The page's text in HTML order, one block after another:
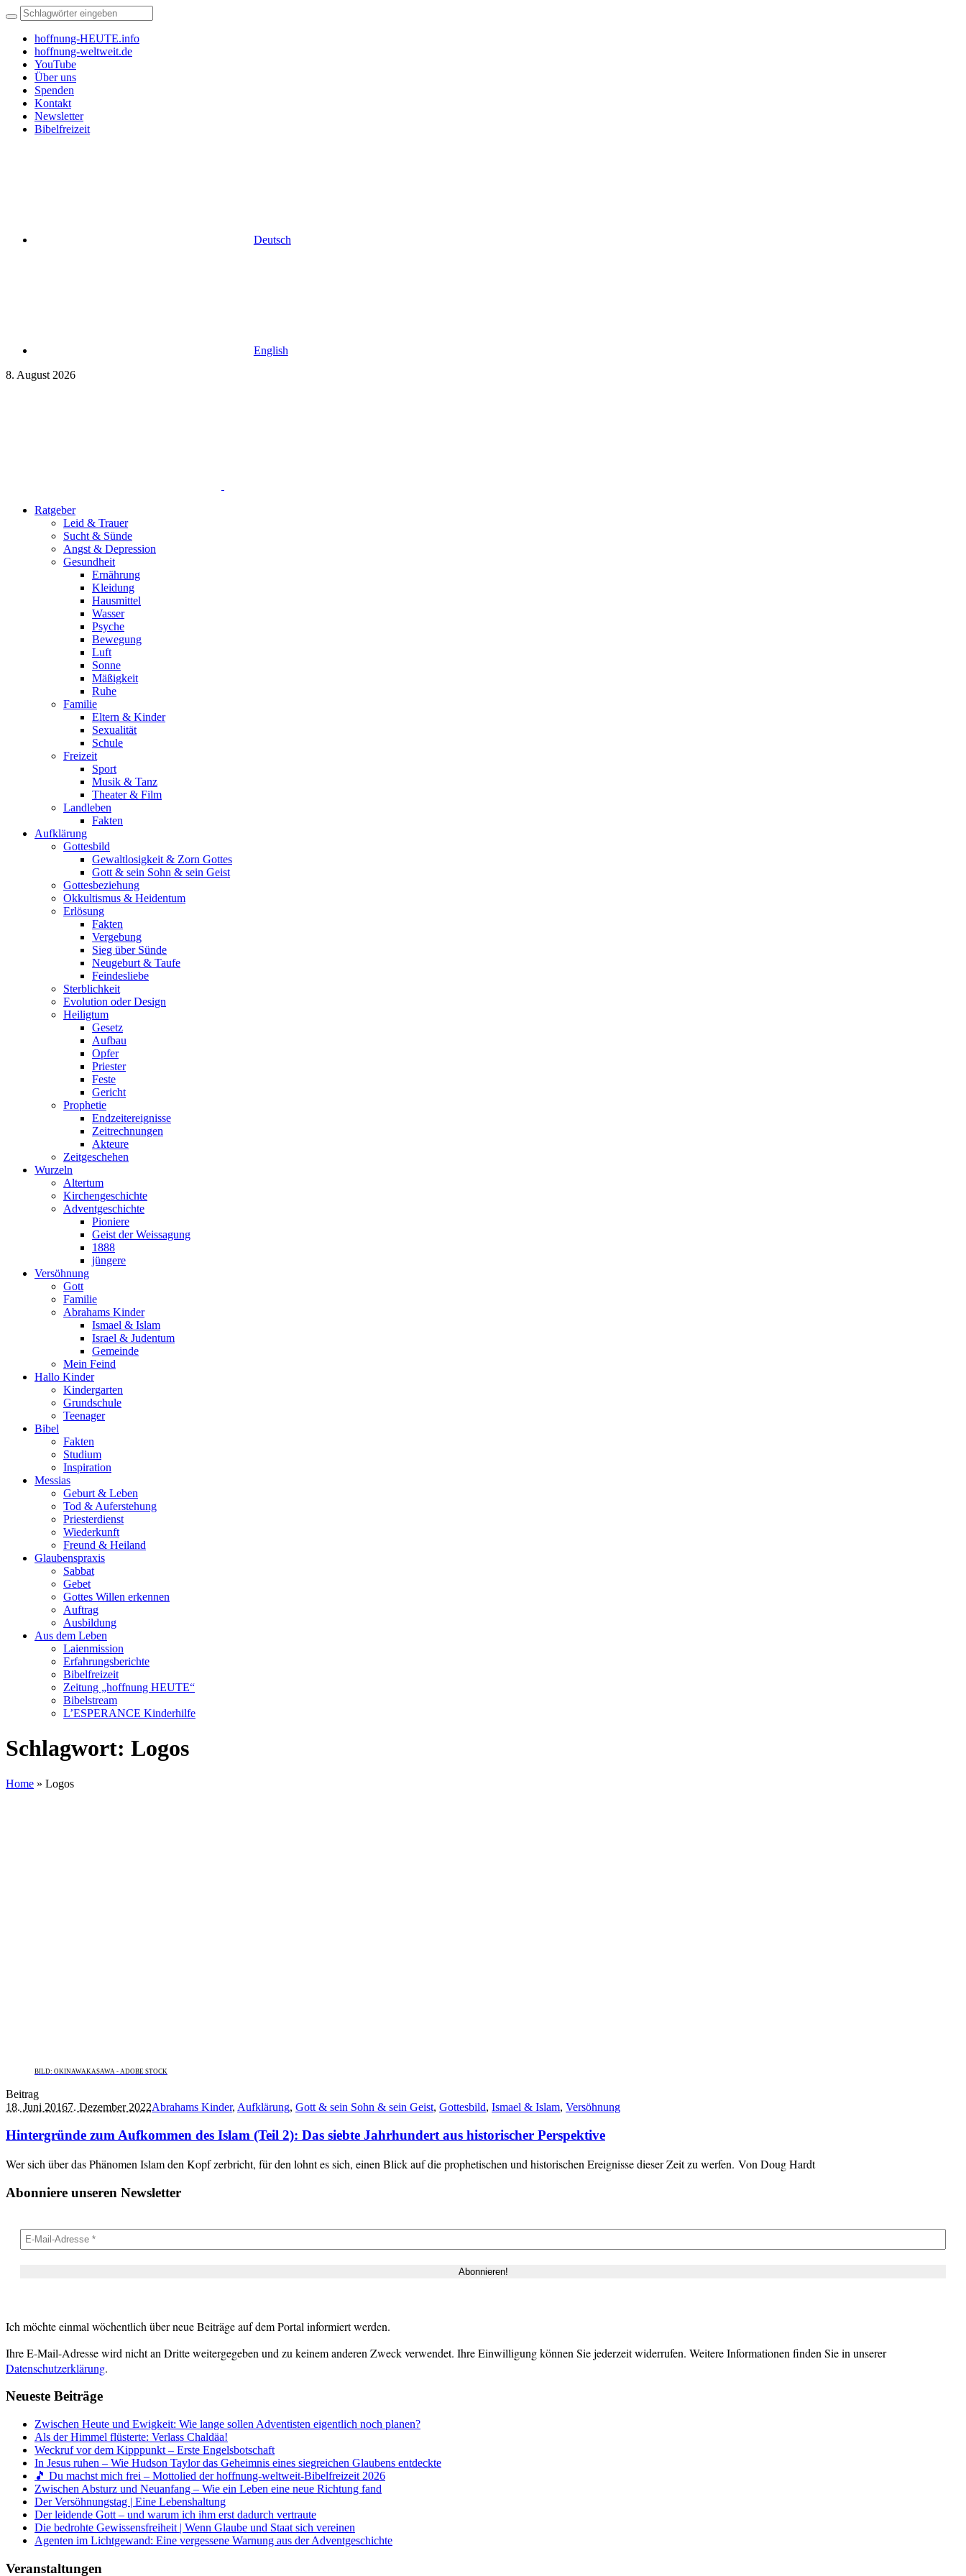
hoffnung-HEUTE.info
hoffnung-weltweit.de
YouTube
Über uns
Spenden
Kontakt
Newsletter
Bibelfreizeit
Deutsch
English
8. August 2026
Ratgeber
Leid & Trauer
Sucht & Sünde
Angst & Depression
Gesundheit
Ernährung
Kleidung
Hausmittel
Wasser
Psyche
Bewegung
Luft
Sonne
Mäßigkeit
Ruhe
Familie
Eltern & Kinder
Sexualität
Schule
Freizeit
Sport
Musik & Tanz
Theater & Film
Landleben
Fakten
Aufklärung
Gottesbild
Gewaltlosigkeit & Zorn Gottes
Gott & sein Sohn & sein Geist
Gottesbeziehung
Okkultismus & Heidentum
Erlösung
Fakten
Vergebung
Sieg über Sünde
Neugeburt & Taufe
Feindesliebe
Sterblichkeit
Evolution oder Design
Heiligtum
Gesetz
Aufbau
Opfer
Priester
Feste
Gericht
Prophetie
Endzeitereignisse
Zeitrechnungen
Akteure
Zeitgeschehen
Wurzeln
Altertum
Kirchengeschichte
Adventgeschichte
Pioniere
Geist der Weissagung
1888
jüngere
Versöhnung
Gott
Familie
Abrahams Kinder
Ismael & Islam
Israel & Judentum
Gemeinde
Mein Feind
Hallo Kinder
Kindergarten
Grundschule
Teenager
Bibel
Fakten
Studium
Inspiration
Messias
Geburt & Leben
Tod & Auferstehung
Priesterdienst
Wiederkunft
Freund & Heiland
Glaubenspraxis
Sabbat
Gebet
Gottes Willen erkennen
Auftrag
Ausbildung
Aus dem Leben
Laienmission
Erfahrungsberichte
Bibelfreizeit
Zeitung „hoffnung HEUTE“
Bibelstream
L’ESPERANCE Kinderhilfe
Schlagwort: Logos
Home » Logos
BILD: OKINAWAKASAWA - ADOBE STOCK
Beitrag
18. Juni 20167. Dezember 2022Abrahams Kinder, Aufklärung, Gott & sein Sohn & sein Geist, Gottesbild, Ismael & Islam, Versöhnung
Hintergründe zum Aufkommen des Islam (Teil 2): Das siebte Jahrhundert aus historischer Perspektive
Wer sich über das Phänomen Islam den Kopf zerbricht, für den lohnt es sich, einen Blick auf die prophetischen und historischen Ereignisse dieser Zeit zu werfen. Von Doug Hardt
Abonniere unseren Newsletter
Ich möchte einmal wöchentlich über neue Beiträge auf dem Portal informiert werden.
Ihre E-Mail-Adresse wird nicht an Dritte weitergegeben und zu keinem anderen Zweck verwendet. Ihre Einwilligung können Sie jederzeit widerrufen. Weitere Informationen finden Sie in unserer
Datenschutzerklärung.
Neueste Beiträge
Zwischen Heute und Ewigkeit: Wie lange sollen Adventisten eigentlich noch planen?
Als der Himmel flüsterte: Verlass Chaldäa!
Weckruf vor dem Kipppunkt – Erste Engelsbotschaft
In Jesus ruhen – Wie Hudson Taylor das Geheimnis eines siegreichen Glaubens entdeckte
🎵 Du machst mich frei – Mottolied der hoffnung-weltweit-Bibelfreizeit 2026
Zwischen Absturz und Neuanfang – Wie ein Leben eine neue Richtung fand
Der Versöhnungstag | Eine Lebenshaltung
Der leidende Gott – und warum ich ihm erst dadurch vertraute
Die bedrohte Gewissensfreiheit | Wenn Glaube und Staat sich vereinen
Agenten im Lichtgewand: Eine vergessene Warnung aus der Adventgeschichte
Veranstaltungen